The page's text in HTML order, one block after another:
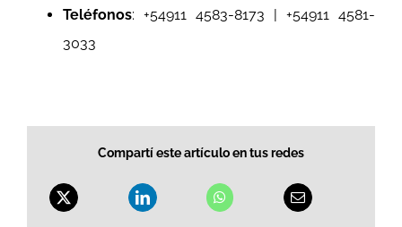
Teléfonos: +54911 4583-8173 | +54911 4581-
3033
Compartí este artículo en tus redes